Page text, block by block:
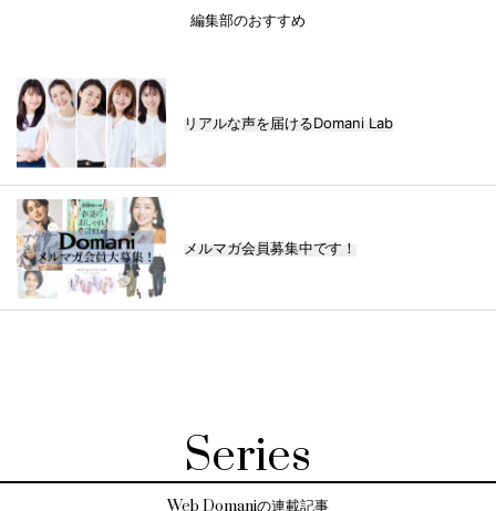
編集部のおすすめ
リアルな声を届けるDomani Lab
メルマガ会員募集中です！
Series
Web Domaniの連載記事